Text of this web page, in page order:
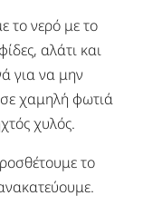
το νερό με το
αλάτι και
για να μην
χαμηλή φωτιά
χυλός.
το